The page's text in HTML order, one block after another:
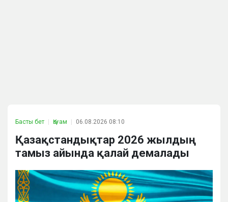
Басты бет Қоғам 06.08.2026 08:10
Қазақстандықтар 2026 жылдың
тамыз айында қалай демалады